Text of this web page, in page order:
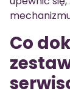
Co